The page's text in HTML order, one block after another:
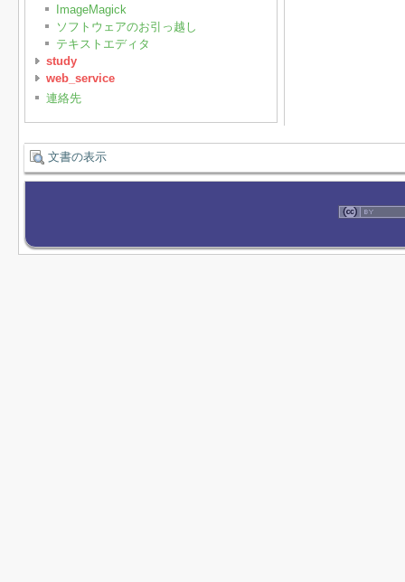
ImageMagick
ソフトウェアのお引っ越し
テキストエディタ
study
web_service
連絡先
文書の表示